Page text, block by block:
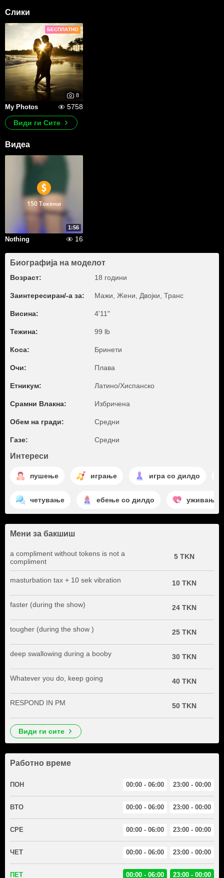
Слики
БЕСПЛАТНО
8
My Photos
5758
Види ги Сите
Видеа
1:56
150 Токени
Nothing 16
Биографија на моделот
Возраст: 18 години
Заинтересиран/-а за: Мажи, Жени, Двојки, Транс
Висина: 4'11"
Тежина: 99 lb
Коса: Бринети
Очи: Плава
Етникум: Латино/Хиспанско
Срамни Влакна: Избричена
Обем на гради: Средни
Газе: Средни
Интереси
пушење играње игра со дилдо
четување ебење со дилдо уживање
Мени за бакшиш
a compliment without tokens is not a
compliment
5 TKN
masturbation tax + 10 sek vibration 10 TKN
faster (during the show) 24 TKN
tougher (during the show ) 25 TKN
deep swallowing during a booby 30 TKN
Whatever you do, keep going 40 TKN
RESPOND IN PM 50 TKN
види ги сите
Работно време
ПОН 00:00 - 06:00 23:00 - 00:00
ВТО 00:00 - 06:00 23:00 - 00:00
СРЕ 00:00 - 06:00 23:00 - 00:00
ЧЕТ 00:00 - 06:00 23:00 - 00:00
ПЕТ 00:00 - 06:00 23:00 - 00:00